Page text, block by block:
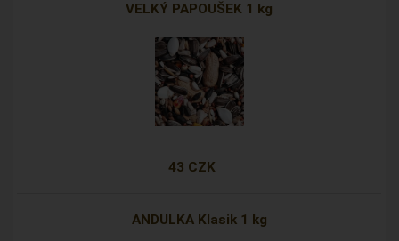
VELKÝ PAPOUŠEK 1 kg
43 CZK
ANDULKA Klasik 1 kg